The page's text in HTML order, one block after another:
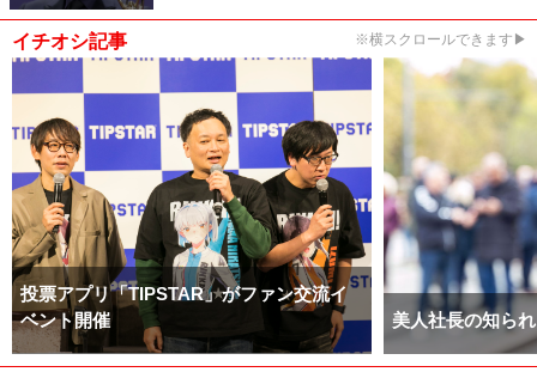
イチオシ記事 ※横スクロールできます▶
投票アプリ「TIPSTAR」がファン交流イ
ベント開催
美人社長の知ら